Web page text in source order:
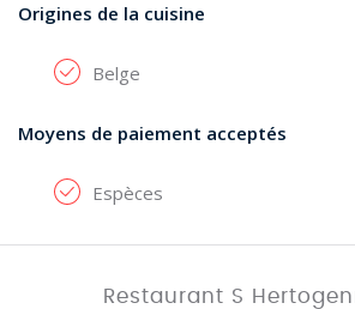
Origines de la cuisine
Belge
Moyens de paiement acceptés
Espèces
Restaurant S